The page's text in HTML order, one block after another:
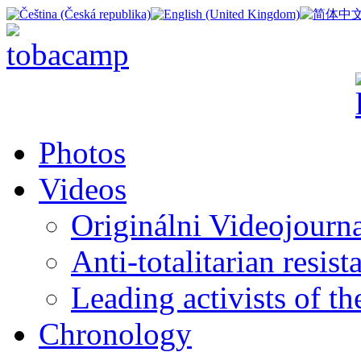
Photos
Videos
Originálni
Anti-totalitarian
Leading activists of
Chronology